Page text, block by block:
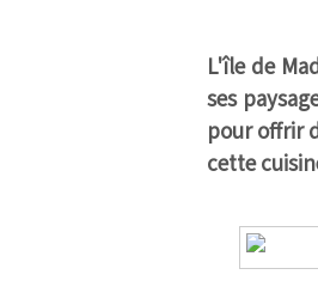
L'île de
ses
pour offrir
cette